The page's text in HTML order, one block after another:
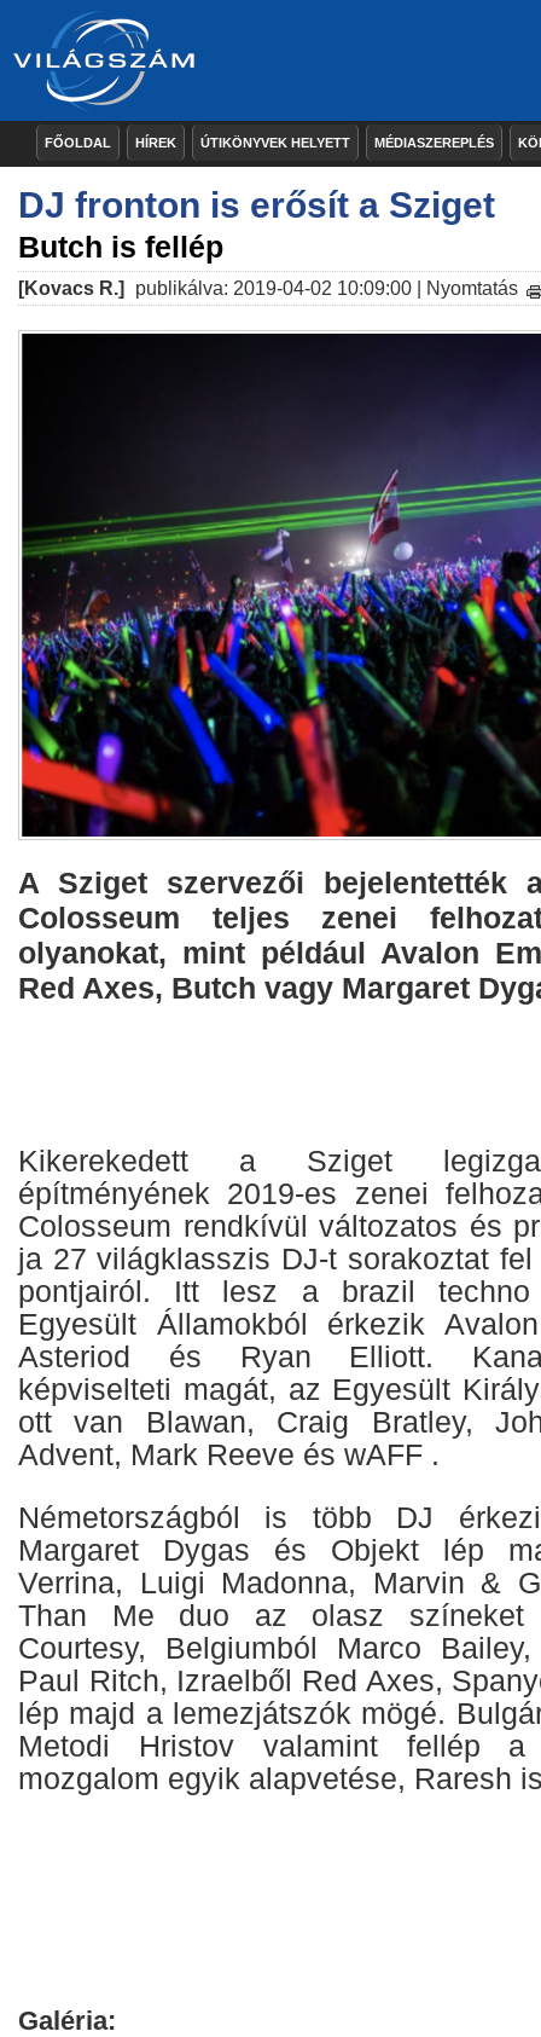
FŐOLDAL HÍREK ÚTIKÖNYVEK HELYETT MÉDIASZEREPLÉS
DJ fronton is erősít a Sziget
Butch is fellép
[Kovacs R.] publikálva: 2019-04-02 10:09:00 | Nyomtatás
A Sziget szervezői bejelentették
Colosseum teljes zenei
olyanokat, mint például Avalon
Red Axes, Butch vagy Margaret
Kikerekedett a Sziget
építményének 2019-es zenei
Colosseum rendkívül változatos és
ja 27 világklasszis DJ-t sorakoztat
pontjairól. Itt lesz a brazil
Egyesült Államokból érkezik
Asteriod és Ryan Elliott.
képviselteti magát, az Egyesült
ott van Blawan, Craig Bratley,
Advent, Mark Reeve és wAFF .
Németországból is több DJ
Margaret Dygas és Objekt lép
Verrina, Luigi Madonna, Marvin &
Than Me duo az olasz színeket
Courtesy, Belgiumból Marco
Paul Ritch, Izraelből Red Axes,
lép majd a lemezjátszók mögé.
Metodi Hristov valamint fellép a
mozgalom egyik alapvetése, Raresh
Galéria: